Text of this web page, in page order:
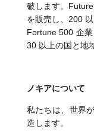
破します。
を販売し、200
Fortune 500 企
30 以上の国と地
ノキアについて
私たちは、世界
造します。